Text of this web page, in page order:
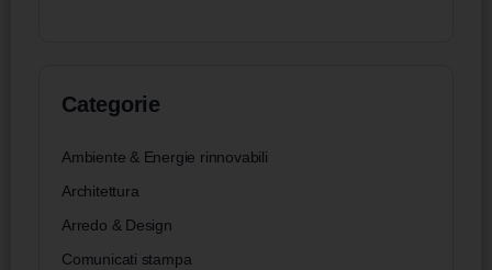
Categorie
Ambiente & Energie rinnovabili
Architettura
Arredo & Design
Comunicati stampa